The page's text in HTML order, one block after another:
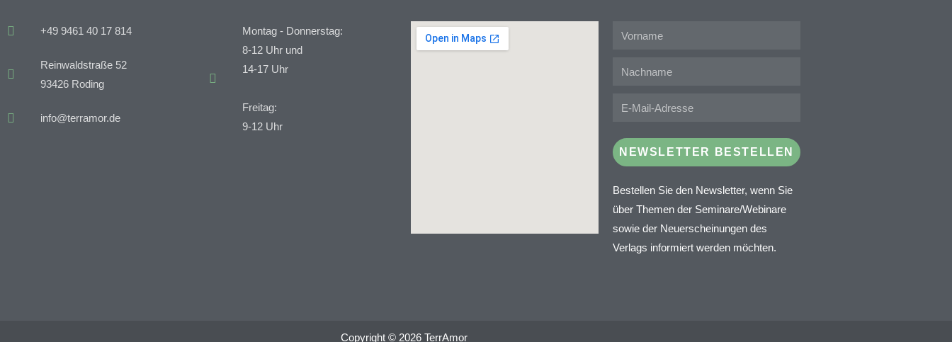
+49 9461 40 17 814
Reinwaldstraße 52
93426 Roding
info@terramor.de
Montag - Donnerstag:
8-12 Uhr und
14-17 Uhr
Freitag:
9-12 Uhr
NEWSLETTER BESTELLEN
Bestellen Sie den Newsletter, wenn Sie
über Themen der Seminare/Webinare
sowie der Neuerscheinungen des
Verlags informiert werden möchten.
Copyright © 2026 TerrAmor